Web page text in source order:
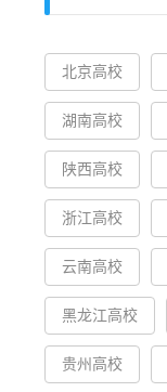
北京高校
湖南高校
陕西高校
浙江高校
云南高校
黑龙江高校
贵州高校